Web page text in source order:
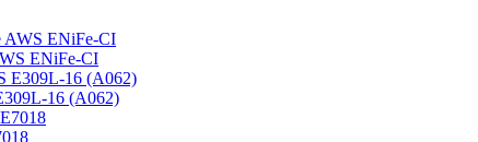
ENiFe-CI
16 (A062)